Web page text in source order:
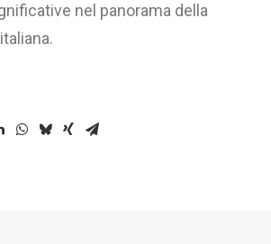
nel panorama della